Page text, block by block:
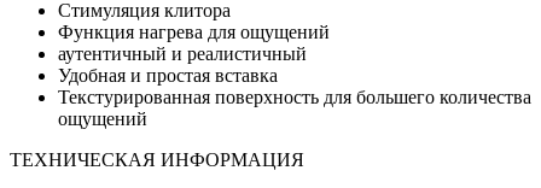
Стимуляция клитора
Функция нагрева для ощущений
аутентичный и реалистичный
Удобная и простая вставка
Текстурированная поверхность для большего количества
ощущений
ТЕХНИЧЕСКАЯ ИНФОРМАЦИЯ